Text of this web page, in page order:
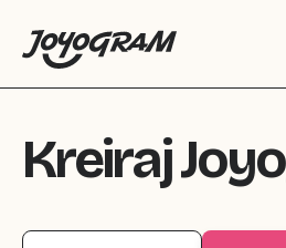
Kreiraj